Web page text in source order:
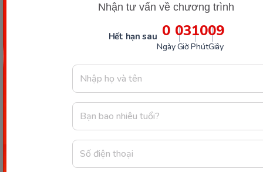
Nhận tư vấn về chương trình
Hết hạn sau 0
Ngày
03
Giờ
10
Phút
08
Giây
Chia sẻ ngay
Thông tin trong bài viết được tổng hợp nhằm
không cần báo trước. Quý khách vui lòng
kiểm tra lại qua các kênh chính thức hoặc liên
hệ trực tiếp với đơn vị liên quan để nắm bắt
tình hình thực tế.